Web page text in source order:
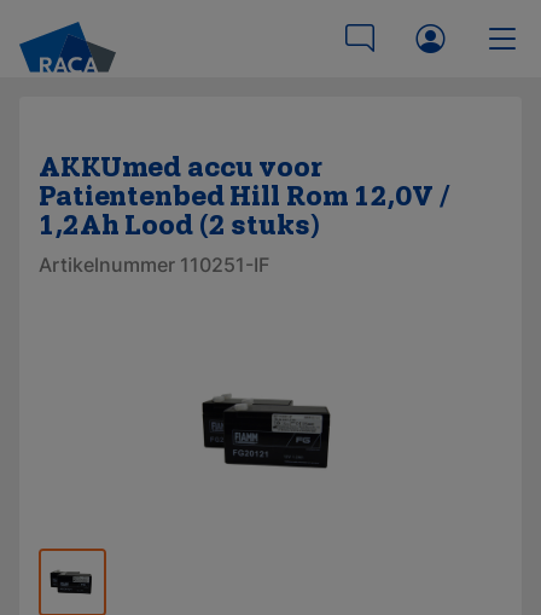
AKKUmed accu voor
Patientenbed Hill Rom 12,0V /
1,2Ah Lood (2 stuks)
Artikelnummer 110251-IF